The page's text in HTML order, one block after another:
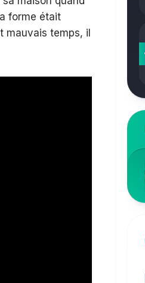
forme était
mauvais temps, il